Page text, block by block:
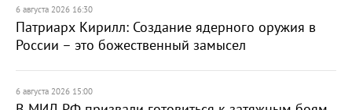
6 августа 2026 16:30
Патриарх Кирилл: Создание ядерного оружия в
России – это божественный замысел
6 августа 2026 15:00